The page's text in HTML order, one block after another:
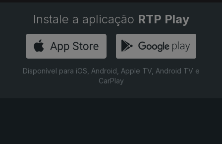
Instale a aplicação RTP Play
Disponível para iOS, Android, Apple TV, Android TV e
CarPlay